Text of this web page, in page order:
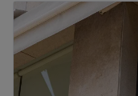
Τρίτη
Τετάρτη
Πέμπτη
Παρασκευή
Σάββατο